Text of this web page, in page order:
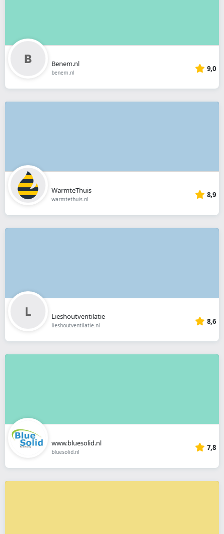
Benem.nl
benem.nl 9,0
WarmteThuis
warmtethuis.nl 8,9
Lieshoutventilatie
lieshoutventilatie.nl 8,6
www.bluesolid.nl
bluesolid.nl 7,8